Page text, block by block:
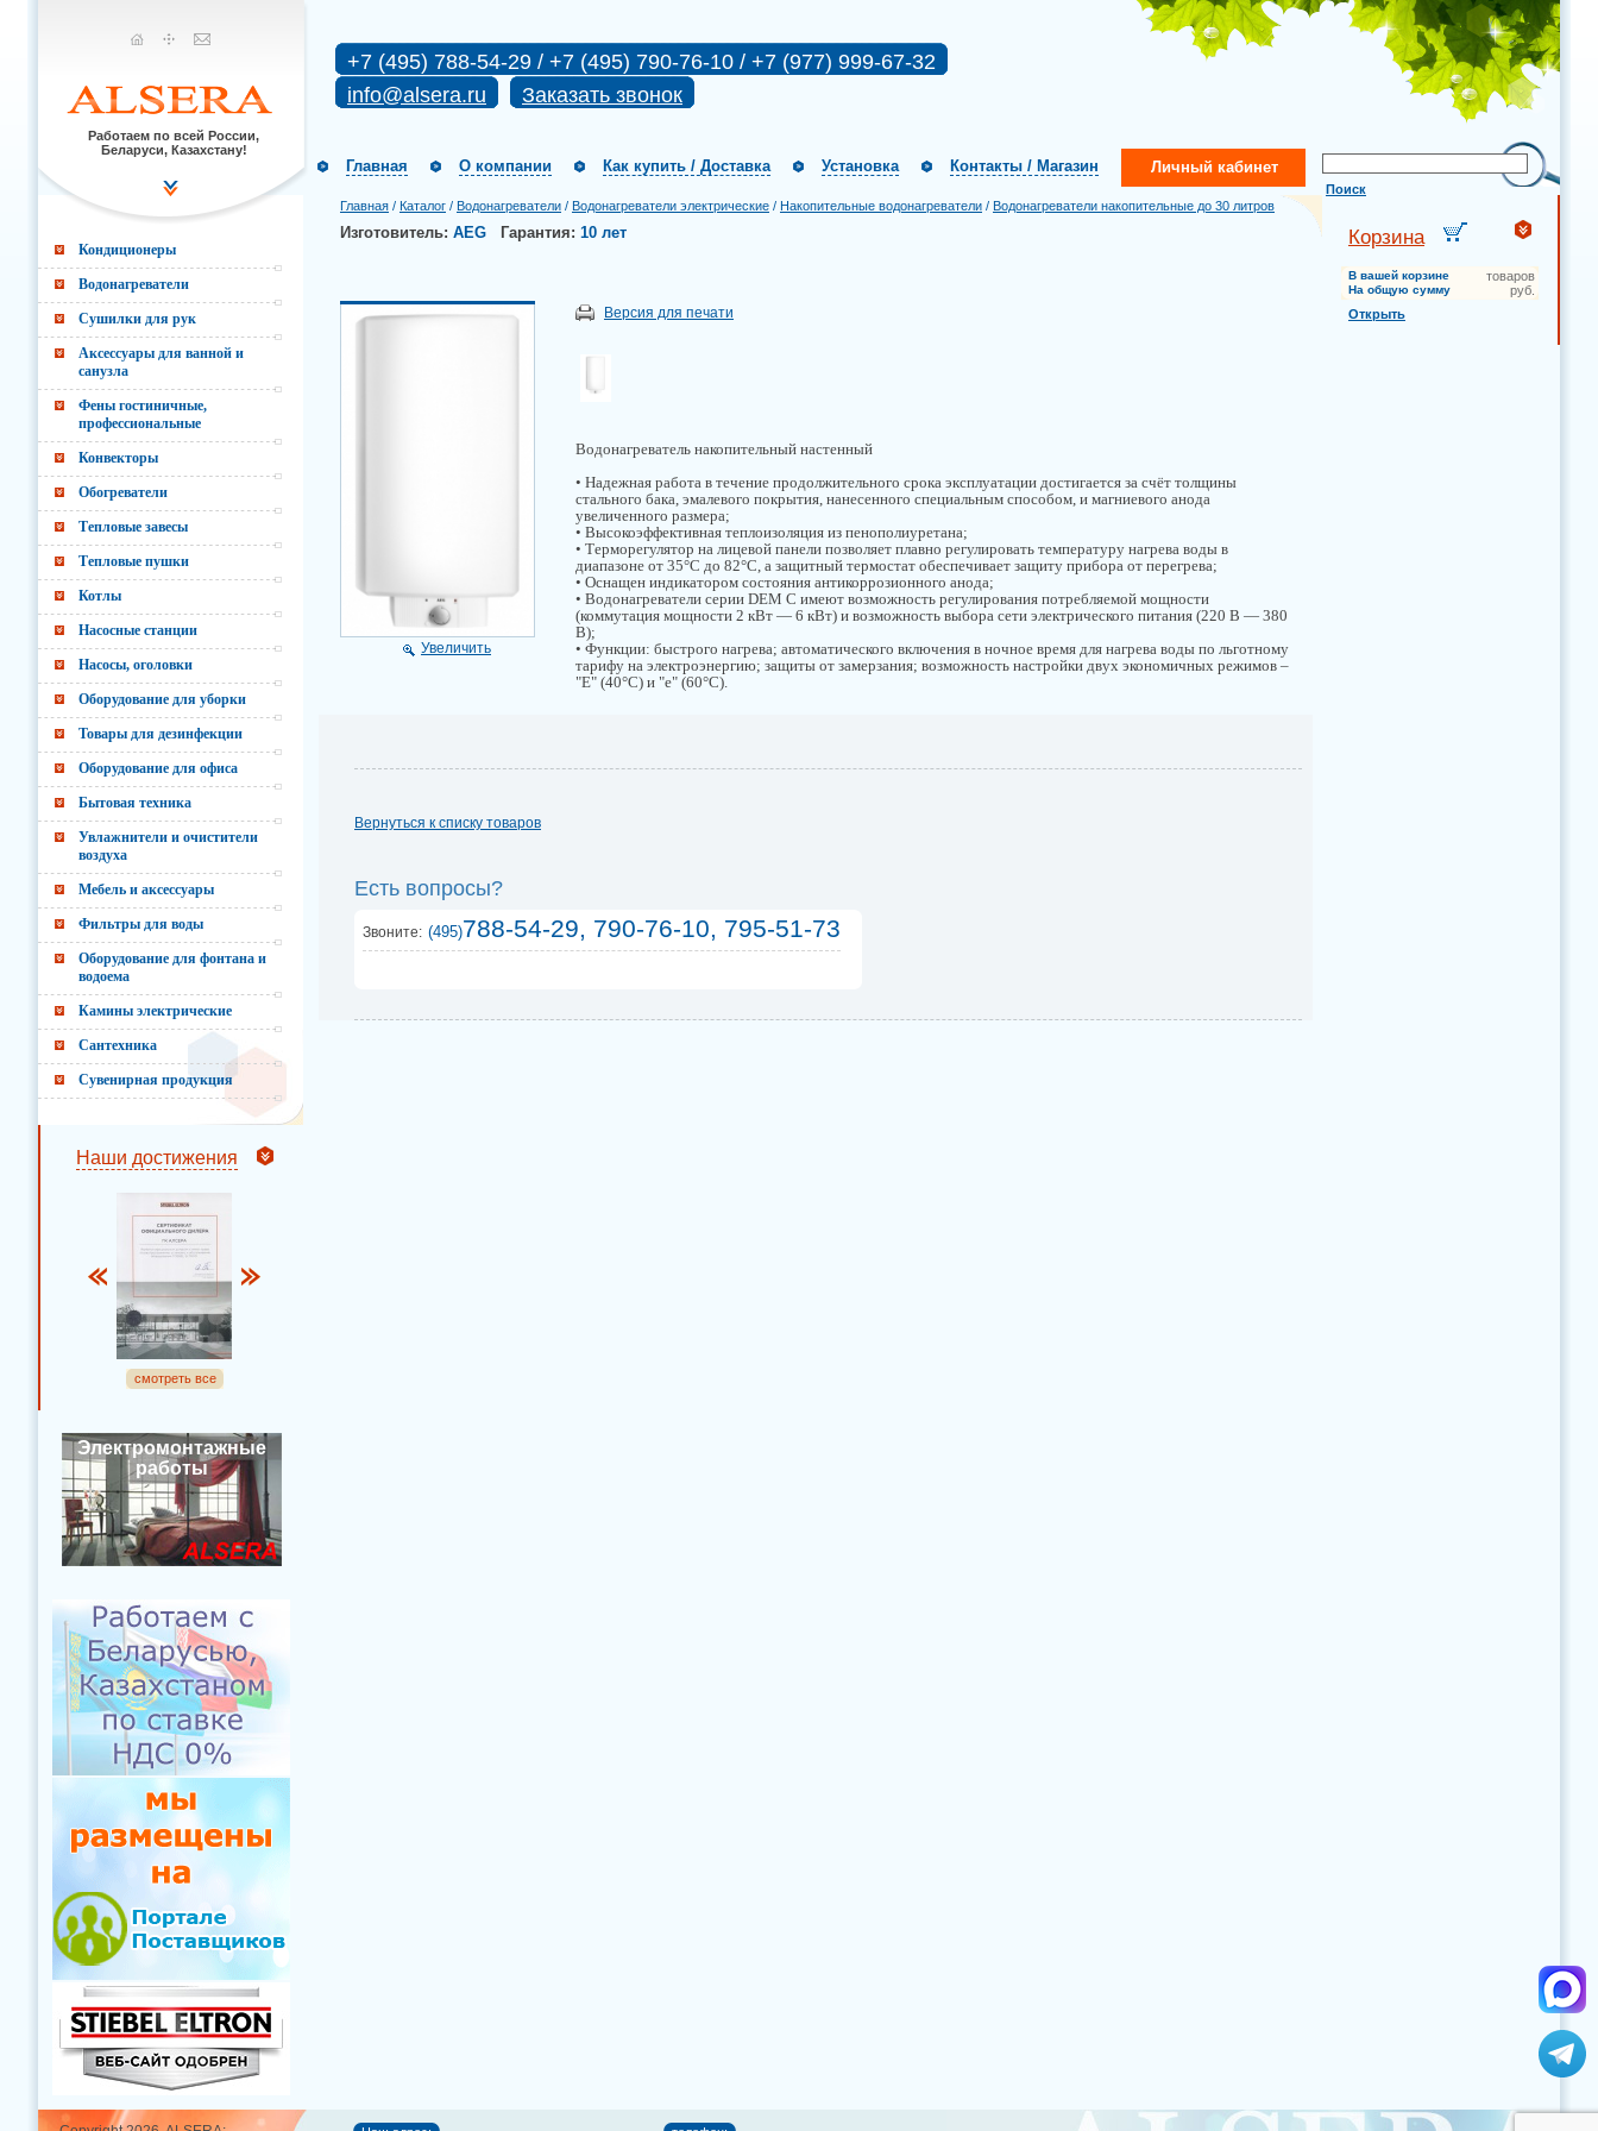
Работаем по всей России,
Беларуси, Казахстану!
+7 (495) 788-54-29 / +7 (495) 790-76-10 / +7 (977) 999-67-32
info@alsera.ru
Заказать звонок
Поиск
Главная О компании Как купить / Доставка Установка Контакты / Магазин Личный кабинет
Главная / Каталог / Водонагреватели / Водонагреватели электрические / Накопительные водонагреватели / Водонагреватели накопительные до 30 литров
Изготовитель: AEG Гарантия: 10 лет
Увеличить
Версия для печати
Водонагреватель накопительный настенный
• Надежная работа в течение продолжительного срока эксплуатации достигается за счёт толщины
стального бака, эмалевого покрытия, нанесенного специальным способом, и магниевого анода
увеличенного размера;
• Высокоэффективная теплоизоляция из пенополиуретана;
• Терморегулятор на лицевой панели позволяет плавно регулировать температуру нагрева воды в
диапазоне от 35°С до 82°С, а защитный термостат обеспечивает защиту прибора от перегрева;
• Оснащен индикатором состояния антикоррозионного анода;
• Водонагреватели серии DEM C имеют возможность регулирования потребляемой мощности
(коммутация мощности 2 кВт — 6 кВт) и возможность выбора сети электрического питания (220 В — 380
В);
• Функции: быстрого нагрева; автоматического включения в ночное время для нагрева воды по льготному
тарифу на электроэнергию; защиты от замерзания; возможность настройки двух экономичных режимов –
"Е" (40°С) и "е" (60°С).
Вернуться к списку товаров
Есть вопросы?
Звоните: (495)788-54-29, 790-76-10, 795-51-73
Кондиционеры
Водонагреватели
Сушилки для рук
Аксессуары для ванной и
санузла
Фены гостиничные,
профессиональные
Конвекторы
Обогреватели
Тепловые завесы
Тепловые пушки
Котлы
Насосные станции
Насосы, оголовки
Оборудование для уборки
Товары для дезинфекции
Оборудование для офиса
Бытовая техника
Увлажнители и очистители
воздуха
Мебель и аксессуары
Фильтры для воды
Оборудование для фонтана и
водоема
Камины электрические
Сантехника
Сувенирная продукция
Наши достижения
смотреть все
Электромонтажные
работы
Корзина
В вашей корзине товаров
На общую сумму
руб.
Открыть